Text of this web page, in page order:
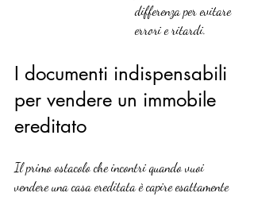
differenza per evitare
errori e ritardi.
I documenti indispensabili
per vendere un immobile
ereditato
Il primo ostacolo che incontri quando vuoi
vendere una casa ereditata è capire esattamente